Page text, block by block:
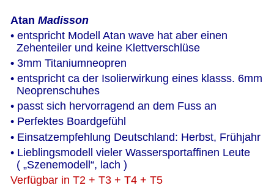
Atan Madisson
• entspricht Modell Atan wave hat aber einen
  Zehenteiler und keine Klettverschlüse
• 3mm Titaniumneopren
• entspricht ca der Isolierwirkung eines klasss. 6mm
  Neoprenschuhes
• passt sich hervorragend an dem Fuss an
• Perfektes Boardgefühl
• Einsatzempfehlung Deutschland: Herbst, Frühjahr
• Lieblingsmodell vieler Wassersportaffinen Leute
  ( „Szenemodell“, lach )
Verfügbar in T2 + T3 + T4 + T5